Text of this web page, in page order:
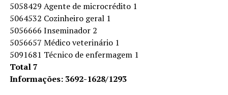
5058429 Agente de microcrédito 1
5064532 Cozinheiro geral 1
5056666 Inseminador 2
5056657 Médico veterinário 1
5091681 Técnico de enfermagem 1
Total 7
Informações: 3692-1628/1293